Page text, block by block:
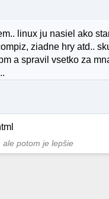
linux ju nasiel ako
ziadne hry atd..
a spravil vsetko za
potom je lepšie